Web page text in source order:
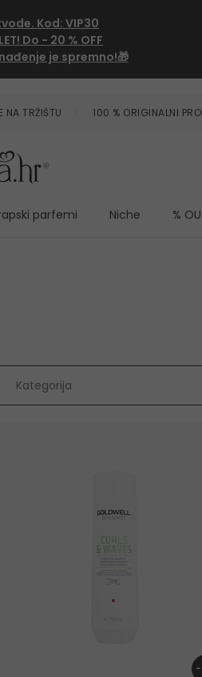
Kod:VIP30
Do - 20 % OFF
je spremno!🎁
NA TRŽIŠTU 100 % ORIGINALNI
parfemi Niche %
Kategorija